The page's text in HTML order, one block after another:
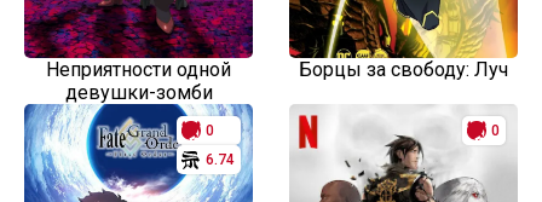
Неприятности одной
девушки-зомби
Борцы за свободу: Луч
0
6.74
0